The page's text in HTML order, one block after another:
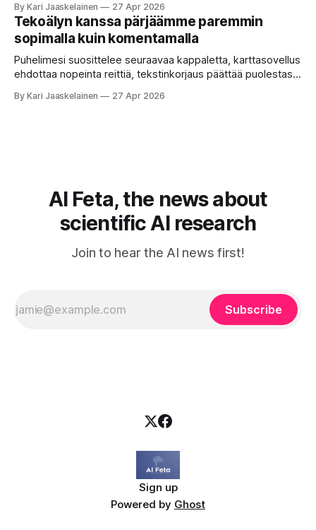
erilaisia komentoja, eikä mikään niistä oikein “puhu”
toistensa kanssa. Lopputulos on pienen palapelityön tulos.
Vuosia on ajateltu, että näin tämän kuuluukin mennä. Puhe
on sanoja ja lauseita – hyvin jäsenneltyä.
By Kari Jaaskelainen 27 Apr 2026
Tekoälyn kanssa pärjäämme paremmin
sopimalla kuin komentamalla
Puhelimesi suosittelee seuraavaa kappaletta, karttasovellus
ehdottaa nopeinta reittiä, tekstinkorjaus päättää puolestasi,
tottelee sinua sokeasti. Useammin huomaat itse
By Kari Jaaskelainen 27 Apr 2026
AI Feta, the news about
scientific AI research
Join to hear the AI news first!
Subscribe
Sign up
Powered by Ghost